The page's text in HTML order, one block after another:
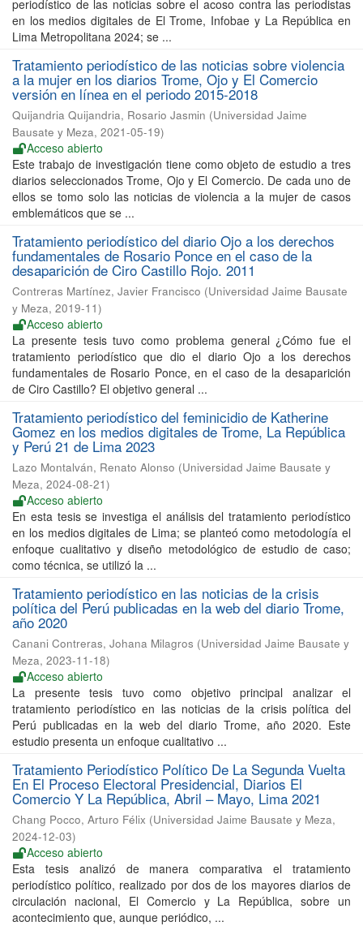
periodístico de las noticias sobre el acoso contra las periodistas
en los medios digitales de El Trome, Infobae y La República en
Lima Metropolitana 2024; se ...
Tratamiento periodístico de las noticias sobre violencia
a la mujer en los diarios Trome, Ojo y El Comercio
versión en línea en el periodo 2015-2018
Quijandria Quijandria, Rosario Jasmin (Universidad Jaime
Bausate y Meza, 2021-05-19)
Acceso abierto
Este trabajo de investigación tiene como objeto de estudio a tres
diarios seleccionados Trome, Ojo y El Comercio. De cada uno de
ellos se tomo solo las noticias de violencia a la mujer de casos
emblemáticos que se ...
Tratamiento periodístico del diario Ojo a los derechos
fundamentales de Rosario Ponce en el caso de la
desaparición de Ciro Castillo Rojo. 2011
Contreras Martínez, Javier Francisco (Universidad Jaime Bausate
y Meza, 2019-11)
Acceso abierto
La presente tesis tuvo como problema general ¿Cómo fue el
tratamiento periodístico que dio el diario Ojo a los derechos
fundamentales de Rosario Ponce, en el caso de la desaparición
de Ciro Castillo? El objetivo general ...
Tratamiento periodístico del feminicidio de Katherine
Gomez en los medios digitales de Trome, La República
y Perú 21 de Lima 2023
Lazo Montalván, Renato Alonso (Universidad Jaime Bausate y
Meza, 2024-08-21)
Acceso abierto
En esta tesis se investiga el análisis del tratamiento periodístico
en los medios digitales de Lima; se planteó como metodología el
enfoque cualitativo y diseño metodológico de estudio de caso;
como técnica, se utilizó la ...
Tratamiento periodístico en las noticias de la crisis
política del Perú publicadas en la web del diario Trome,
año 2020
Canani Contreras, Johana Milagros (Universidad Jaime Bausate y
Meza, 2023-11-18)
Acceso abierto
La presente tesis tuvo como objetivo principal analizar el
tratamiento periodístico en las noticias de la crisis política del
Perú publicadas en la web del diario Trome, año 2020. Este
estudio presenta un enfoque cualitativo ...
Tratamiento Periodístico Político De La Segunda Vuelta
En El Proceso Electoral Presidencial, Diarios El
Comercio Y La República, Abril – Mayo, Lima 2021
Chang Pocco, Arturo Félix (Universidad Jaime Bausate y Meza,
2024-12-03)
Acceso abierto
Esta tesis analizó de manera comparativa el tratamiento
periodístico político, realizado por dos de los mayores diarios de
circulación nacional, El Comercio y La República, sobre un
acontecimiento que, aunque periódico, ...